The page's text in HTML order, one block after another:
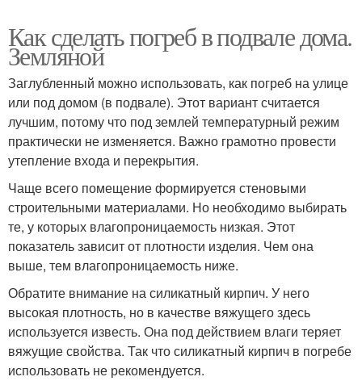
Как сделать погреб в подвале дома.
Земляной
Заглубленный можно использовать, как погреб на улице
или под домом (в подвале). Этот вариант считается
лучшим, потому что под землей температурный режим
практически не изменяется. Важно грамотно провести
утепление входа и перекрытия.
Чаще всего помещение формируется стеновыми
строительными материалами. Но необходимо выбирать
те, у которых влагопроницаемость низкая. Этот
показатель зависит от плотности изделия. Чем она
выше, тем влагопроницаемость ниже.
Обратите внимание на силикатный кирпич. У него
высокая плотность, но в качестве вяжущего здесь
используется известь. Она под действием влаги теряет
вяжущие свойства. Так что силикатный кирпич в погребе
использовать не рекомендуется.